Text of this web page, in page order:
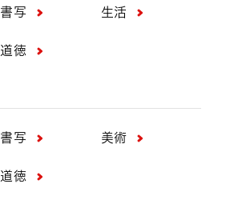
書写 生活
道徳
書写 美術
道徳